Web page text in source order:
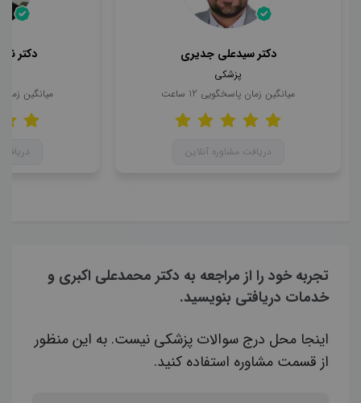
دکتر سیدعلی جدیری
پزشکی
میانگین زمان پاسخگویی 12 ساعت
دریافت مشاوره آنلاین
دکتر
میانگین
تجربه خود را از مراجعه به دکتر محمدعلی اکبری و
خدمات دریافتی بنویسید.
اینجا محل درج سوالات پزشکی نیست. به این منظور
از قسمت مشاوره استفاده کنید.